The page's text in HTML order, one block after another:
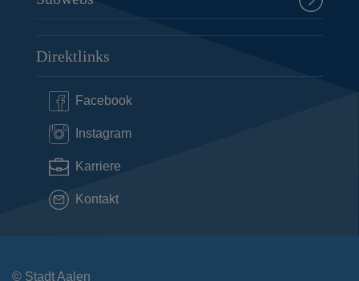
Direktlinks
Facebook
Instagram
Karriere
Kontakt
© Stadt Aalen